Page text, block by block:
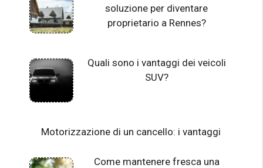
soluzione per diventare
proprietario a Rennes?
Quali sono i vantaggi dei veicoli
SUV?
Motorizzazione di un cancello: i vantaggi
Come mantenere fresca una